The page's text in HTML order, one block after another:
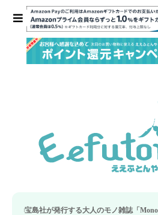
社が発行する大人のモノ雑誌「MonoMaster